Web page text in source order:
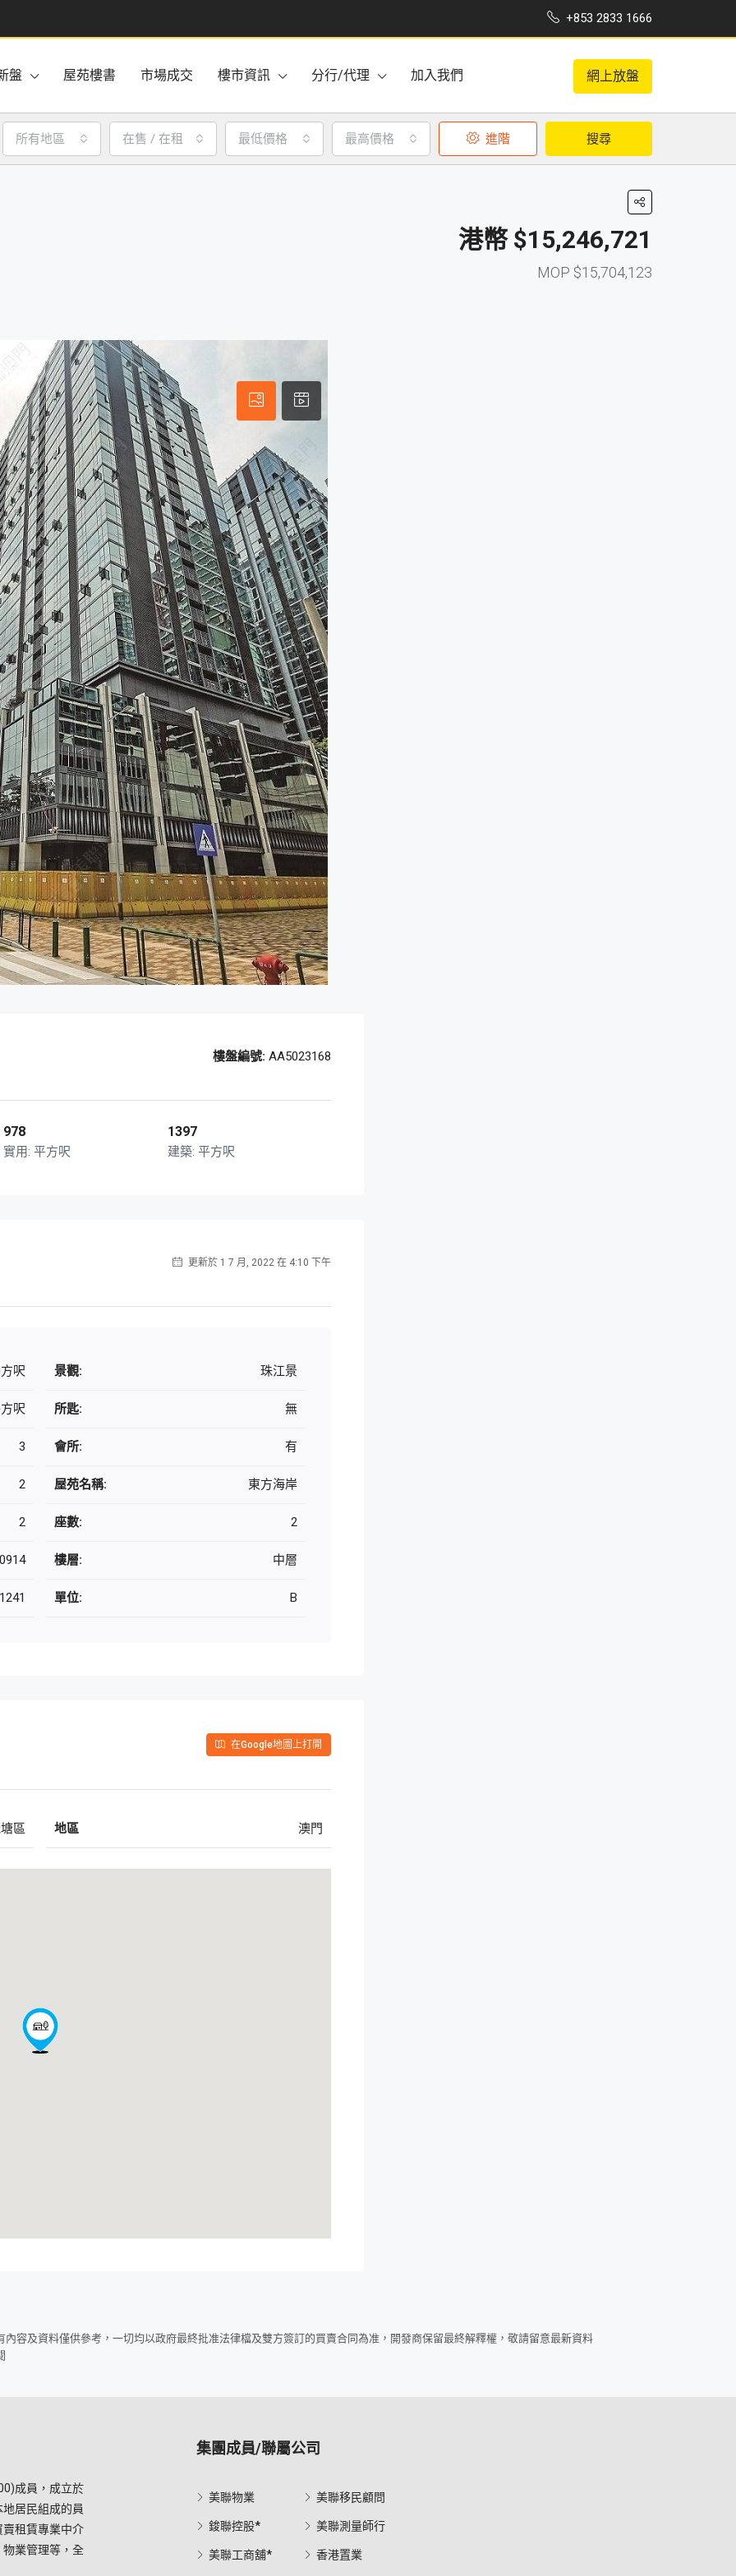
+853 2833 1666
盤 屋苑樓書 市場成交 樓市資訊 分行/代理 加入我們 網上放盤
所有地區 在售 / 在租 最低價格 最高價格 進階 搜尋
$15,246,721
$15,704,123
樓盤編號: AA5023168
978
平方呎
1397
平方呎
更新於 1 7 月, 2022 在 4:10 下午
呎
呎
3
2
2
景觀: 珠江景
所匙: 無
會所: 有
屋苑名稱: 東方海岸
座數: 2
樓層: 中層
單位: B
在Google地圖上打開
區 地區 澳門
容及資料僅供參考，一切均以政府最終批准法律檔及雙方簽訂的買賣合同為准，開發商保留最終解釋權，敬請留意最新資料
成員，成立於
居民組成的員
租賃專業中介
業管理等，全
集團成員/聯屬公司
美聯物業
鋑聯控股*
美聯工商舖*
美聯移民顧問
美聯測量師行
香港置業